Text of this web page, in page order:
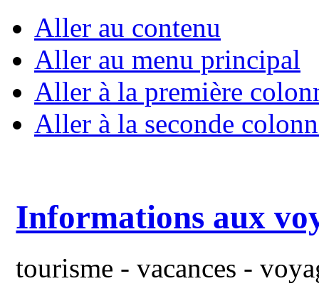
Aller au contenu
Aller au menu principal
Aller à la première
Aller à la seconde
Informations aux
tourisme - vacances -